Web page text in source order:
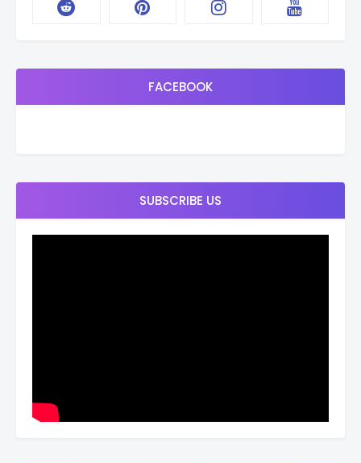
FACEBOOK
SUBSCRIBE US